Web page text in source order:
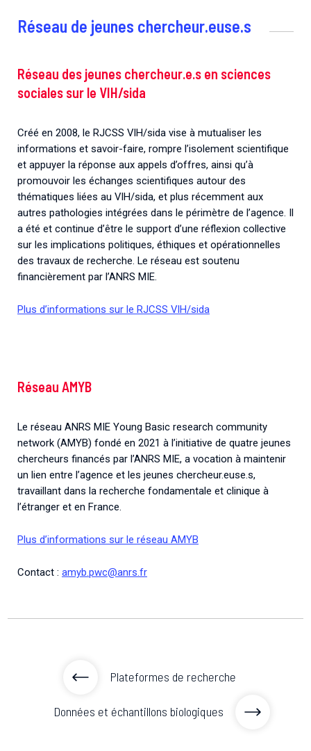
Réseau de jeunes chercheur.euse.s
Réseau des jeunes chercheur.e.s en sciences
sociales sur le VIH/sida
Créé en 2008, le RJCSS VIH/sida vise à mutualiser les
informations et savoir-faire, rompre l’isolement scientifique
et appuyer la réponse aux appels d’offres, ainsi qu’à
promouvoir les échanges scientifiques autour des
thématiques liées au VIH/sida, et plus récemment aux
autres pathologies intégrées dans le périmètre de l’agence. Il
a été et continue d’être le support d’une réflexion collective
sur les implications politiques, éthiques et opérationnelles
des travaux de recherche. Le réseau est soutenu
financièrement par l’ANRS MIE.
Plus d’informations sur le RJCSS VIH/sida
Réseau AMYB
Le réseau ANRS MIE Young Basic research community
network (AMYB) fondé en 2021 à l’initiative de quatre jeunes
chercheurs financés par l’ANRS MIE, a vocation à maintenir
un lien entre l’agence et les jeunes chercheur.euse.s,
travaillant dans la recherche fondamentale et clinique à
l’étranger et en France.
Plus d’informations sur le réseau AMYB
Contact : amyb.pwc@anrs.fr
Plateformes de recherche
Données et échantillons biologiques